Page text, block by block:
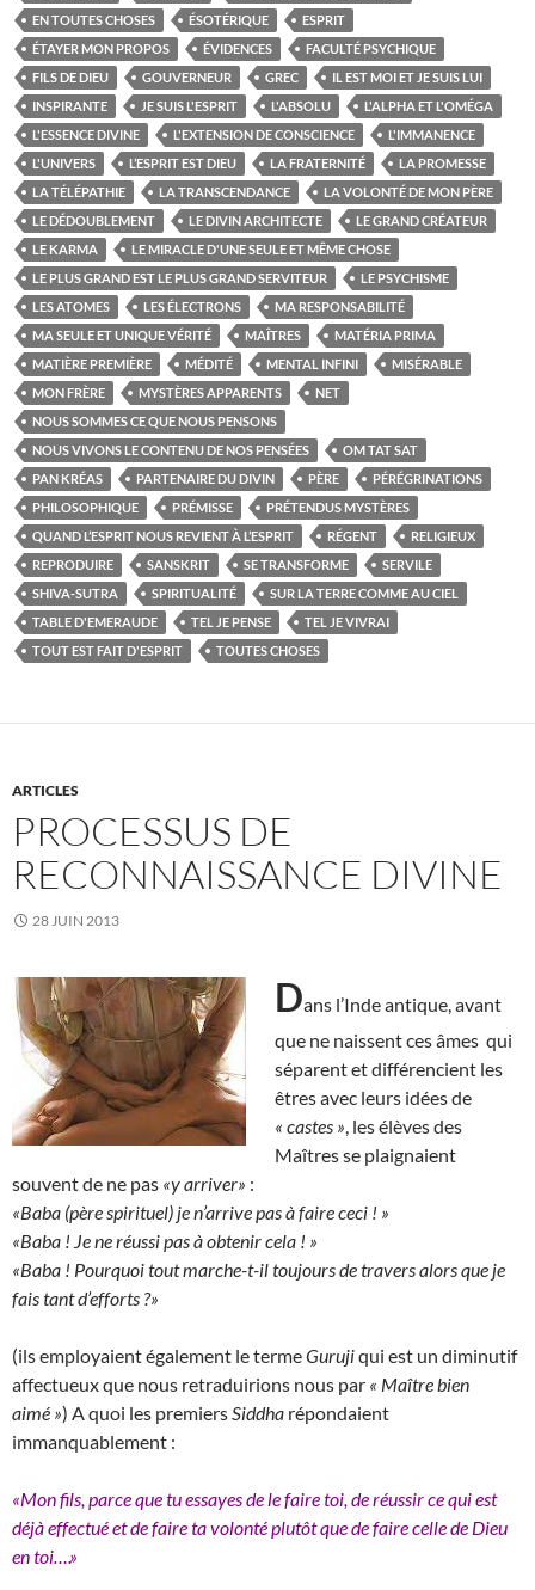
EN TOUTES CHOSES
ÉSOTÉRIQUE
ESPRIT
ÉTAYER MON PROPOS
ÉVIDENCES
FACULTÉ PSYCHIQUE
FILS DE DIEU
GOUVERNEUR GREC
IL EST MOI ET JE SUIS LUI
INSPIRANTE
JE SUIS L'ESPRIT L'ABSOLU
L'ALPHA ET L'OMÉGA
L'ESSENCE DIVINE
L'EXTENSION DE CONSCIENCE
L'IMMANENCE
L'UNIVERS
L’ESPRIT EST DIEU LA FRATERNITÉ
LA PROMESSE
LA TÉLÉPATHIE
LA TRANSCENDANCE
LA VOLONTÉ DE MON PÈRE
LE DÉDOUBLEMENT
LE DIVIN ARCHITECTE
LE GRAND CRÉATEUR
LE KARMA
LE MIRACLE D'UNE SEULE ET MÊME CHOSE
LE PLUS GRAND EST LE PLUS GRAND SERVITEUR
LE PSYCHISME
LES ATOMES
LES ÉLECTRONS
MA RESPONSABILITÉ
MA SEULE ET UNIQUE VÉRITÉ
MAÎTRES
MATÉRIA PRIMA
MATIÈRE PREMIÈRE
MÉDITÉ MENTAL INFINI
MISÉRABLE
MON FRÈRE
MYSTÈRES APPARENTS
NET
NOUS SOMMES CE QUE NOUS PENSONS
NOUS VIVONS LE CONTENU DE NOS PENSÉES
OM TAT SAT
PAN KRÉAS
PARTENAIRE DU DIVIN PÈRE
PÉRÉGRINATIONS
PHILOSOPHIQUE
PRÉMISSE
PRÉTENDUS MYSTÈRES
QUAND L’ESPRIT NOUS REVIENT À L’ESPRIT
RÉGENT
RELIGIEUX
REPRODUIRE
SANSKRIT SE TRANSFORME
SERVILE
SHIVA-SUTRA
SPIRITUALITÉ
SUR LA TERRE COMME AU CIEL
TABLE D'EMERAUDE
TEL JE PENSE
TEL JE VIVRAI
TOUT EST FAIT D'ESPRIT
TOUTES CHOSES
ARTICLES
PROCESSUS DE
RECONNAISSANCE DIVINE
28 JUIN 2013
Dans l’Inde antique, avant
que ne naissent ces âmes qui
séparent et différencient les
êtres avec leurs idées de
« castes » , les élèves des
Maîtres se plaignaient
souvent de ne pas «y arriver» :
«Baba (père spirituel) je n’arrive pas à faire ceci ! »
«Baba ! Je ne réussi pas à obtenir cela ! »
«Baba ! Pourquoi tout marche-t-il toujours de travers alors que je
fais tant d’efforts ?»
(ils employaient également le termeGurujiqui est un diminutif
affectueux que nous retraduirions nous par « Maître bien
aimé ») A quoi les premiers Siddha répondaient
immanquablement :
«Mon fils, parce que tu essayes de le faire toi, de réussir ce qui est
déjà effectué et de faire ta volonté plutôt que de faire celle de Dieu
en toi….»